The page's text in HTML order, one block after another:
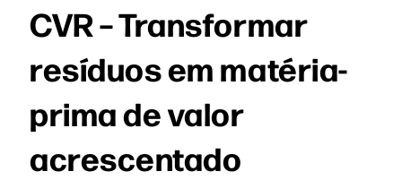
CVR – Transformar
resíduos em matéria-
prima de valor
acrescentado